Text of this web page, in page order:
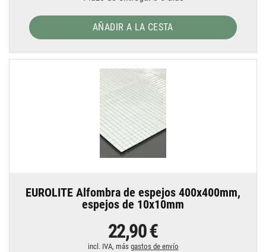
AÑADIR A LA CESTA
EUROLITE Alfombra de espejos 400x400mm,
espejos de 10x10mm
22,90 €
incl. IVA, más gastos de envío